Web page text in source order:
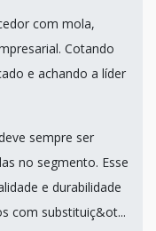
com mola,
Cotando
e achando a líder
sempre ser
no segmento. Esse
e durabilidade
com substituiç&ot...